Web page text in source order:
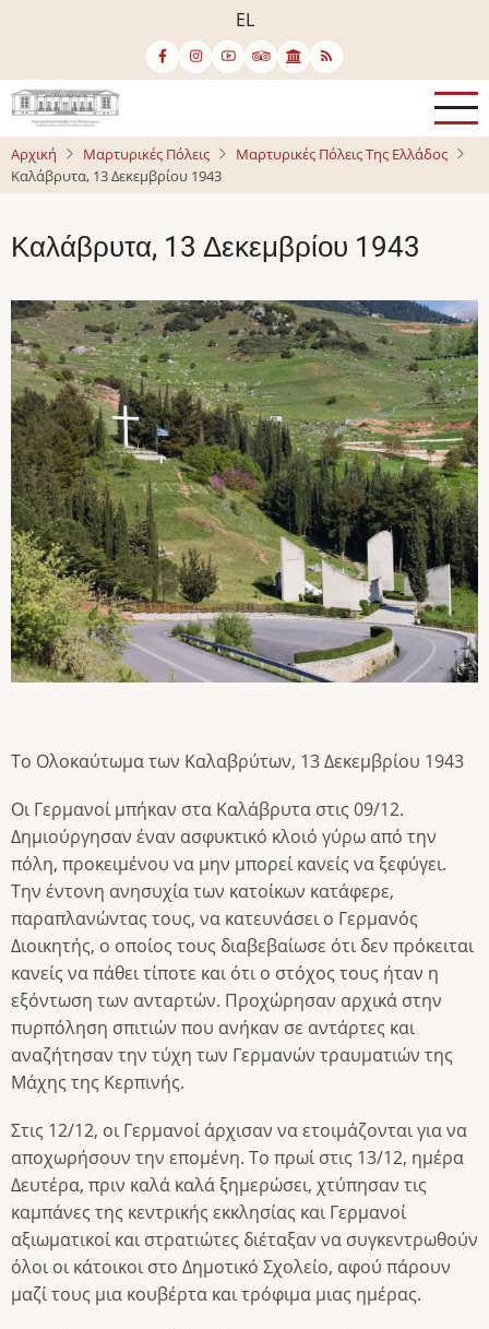
κυρίως
περιεχόμενο
EL
Αρχική Μαρτυρικές Πόλεις
Μαρτυρικές Πόλεις Της Ελλάδος
Καλάβρυτα, 13 Δεκεμβρίου 1943
Καλάβρυτα, 13 Δεκεμβρίου 1943
Image
Το Ολοκαύτωμα των Καλαβρύτων, 13 Δεκεμβρίου 1943
Οι Γερμανοί μπήκαν στα Καλάβρυτα στις 09/12.
Δημιούργησαν έναν ασφυκτικό κλοιό γύρω από την
πόλη, προκειμένου να μην μπορεί κανείς να ξεφύγει.
Την έντονη ανησυχία των κατοίκων κατάφερε,
παραπλανώντας τους, να κατευνάσει ο Γερμανός
Διοικητής, ο οποίος τους διαβεβαίωσε ότι δεν πρόκειται
κανείς να πάθει τίποτε και ότι ο στόχος τους ήταν η
εξόντωση των ανταρτών. Προχώρησαν αρχικά στην
πυρπόληση σπιτιών που ανήκαν σε αντάρτες και
αναζήτησαν την τύχη των Γερμανών τραυματιών της
Μάχης της Κερπινής.
Στις 12/12, οι Γερμανοί άρχισαν να ετοιμάζονται για να
αποχωρήσουν την επομένη. Το πρωί στις 13/12, ημέρα
Δευτέρα, πριν καλά καλά ξημερώσει, χτύπησαν τις
καμπάνες της κεντρικής εκκλησίας και Γερμανοί
αξιωματικοί και στρατιώτες διέταξαν να συγκεντρωθούν
όλοι οι κάτοικοι στο Δημοτικό Σχολείο, αφού πάρουν
μαζί τους μια κουβέρτα και τρόφιμα μιας ημέρας.